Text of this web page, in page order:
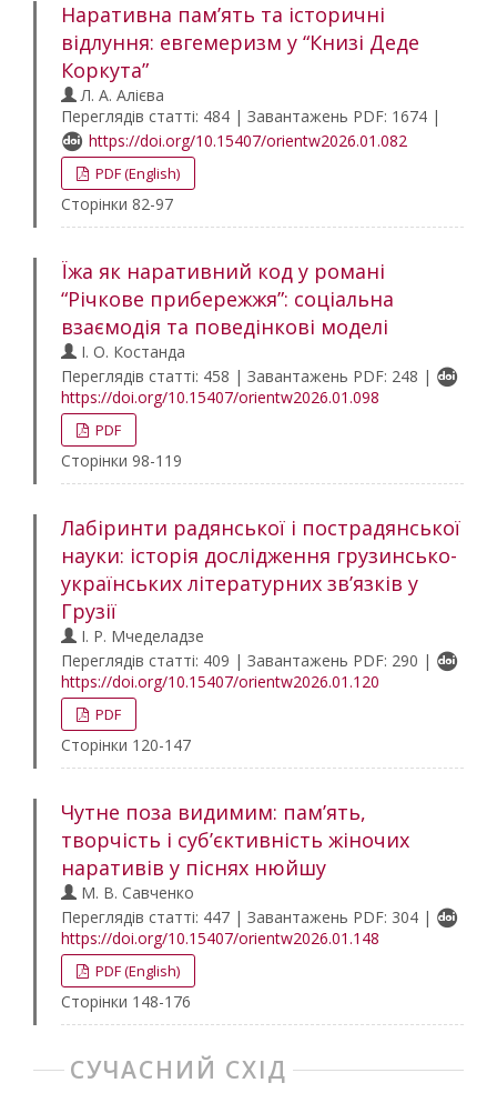
Наративна пам’ять та історичні
відлуння: евгемеризм у “Книзі Деде
Коркута”
Л. А. Алієва
Переглядів статті: 484 | Завантажень PDF: 1674 |
https://doi.org/10.15407/orientw2026.01.082
PDF (English)
Сторінки 82-97
Їжа як наративний код у романі
“Річкове прибережжя”: соціальна
взаємодія та поведінкові моделі
І. О. Костанда
Переглядів статті: 458 | Завантажень PDF: 248 |
https://doi.org/10.15407/orientw2026.01.098
PDF
Сторінки 98-119
Лабіринти радянської і пострадянської
науки: історія дослідження грузинсько-
українських літературних зв’язків у
Грузії
І. Р. Мчеделадзе
Переглядів статті: 409 | Завантажень PDF: 290 |
https://doi.org/10.15407/orientw2026.01.120
PDF
Сторінки 120-147
Чутне поза видимим: пам’ять,
творчість і суб’єктивність жіночих
наративів у піснях нюйшу
М. В. Савченко
Переглядів статті: 447 | Завантажень PDF: 304 |
https://doi.org/10.15407/orientw2026.01.148
PDF (English)
Сторінки 148-176
СУЧАСНИЙ СХІД